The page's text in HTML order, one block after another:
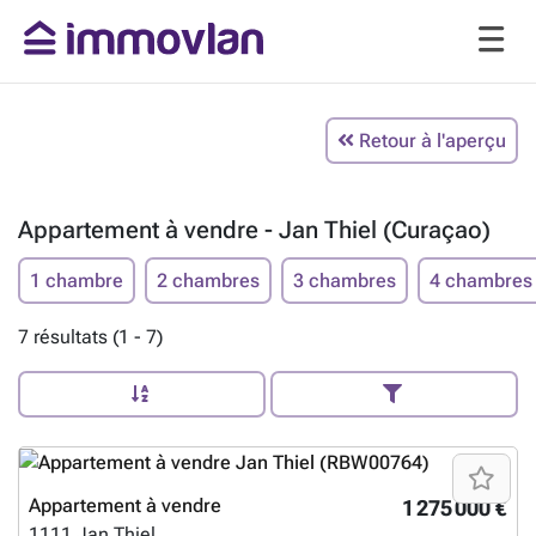
Retour à l'aperçu
Appartement à vendre - Jan Thiel (Curaçao)
1 chambre 2 chambres 3 chambres 4 chambres
7 résultats (1 - 7)
1 275 000 €
Appartement à vendre